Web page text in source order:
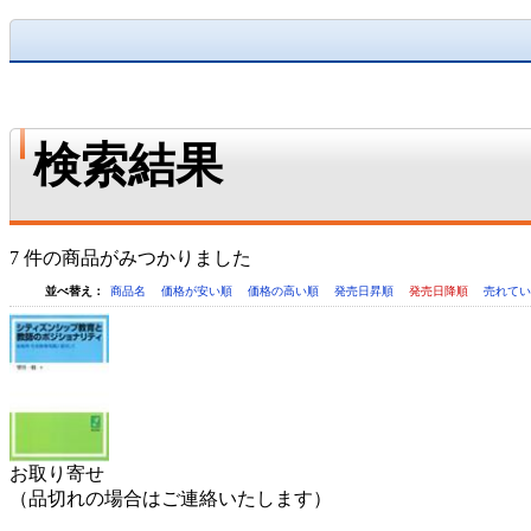
検索結果
7 件の商品がみつかりました
並べ替え： 商品名 価格が安い順 価格の高い順 発売日昇順 発売日降順 売れて
お取り寄せ
（品切れの場合はご連絡いたします）